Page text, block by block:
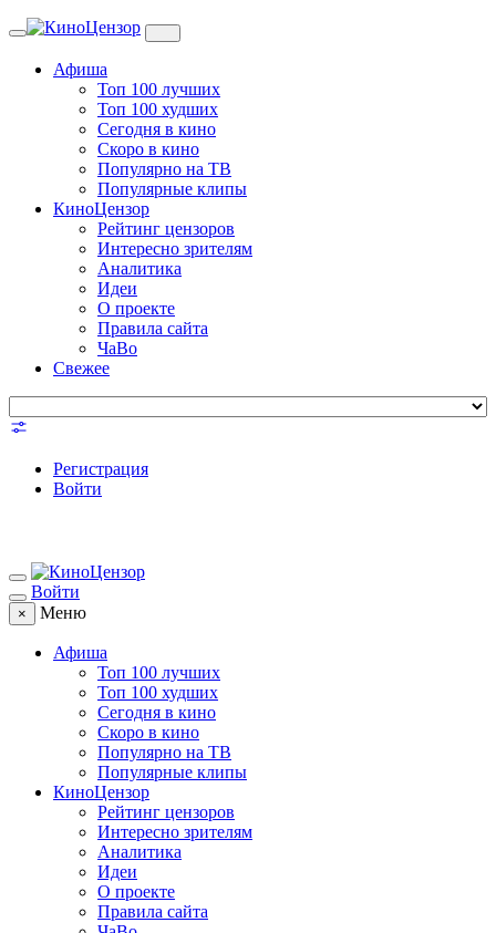
Toggle
Афиша
Топ 100 лучших
Топ 100 худших
Сегодня в кино
Скоро в кино
Популярно на ТВ
Популярные клипы
КиноЦензор
Рейтинг цензоров
Интересно зрителям
Аналитика
Идеи
О проекте
Правила сайта
ЧаВо
Свежее
Регистрация
Войти
Войти
× Меню
Афиша
Топ 100 лучших
Топ 100 худших
Сегодня в кино
Скоро в кино
Популярно на ТВ
Популярные клипы
КиноЦензор
Рейтинг цензоров
Интересно зрителям
Аналитика
Идеи
О проекте
Правила сайта